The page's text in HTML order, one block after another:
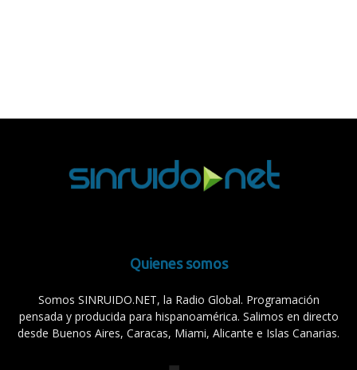
Quienes somos
Somos SINRUIDO.NET, la Radio Global. Programación
pensada y producida para hispanoamérica. Salimos en directo
desde Buenos Aires, Caracas, Miami, Alicante e Islas Canarias.